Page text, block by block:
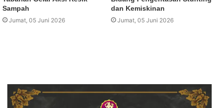
Sampah
Jumat, 05 Juni 2026
dan Kemiskinan
Jumat, 05 Juni 2026